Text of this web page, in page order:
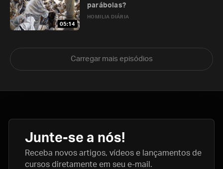
05:14
HOMILIA DIÁRIA
parábolas?
Carregar mais episódios
Junte-se a nós!
Receba novos artigos, vídeos e lançamentos de
cursos diretamente em seu e-mail.